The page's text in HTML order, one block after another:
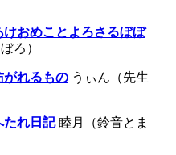
けおめことよろさるぼぼ
ろ）
がれるもの うぃん（先生
たれ日記 睦月（鈴音とま